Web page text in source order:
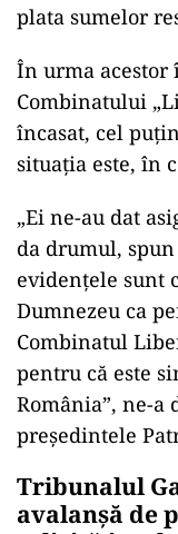
plata sumelor
În urma
Combinatului
încasat, cel
situația este, în
„Ei ne-au dat
da drumul,
evidențele sunt
Dumnezeu ca
Combinatul
pentru că este
România”, ne-
președintele
Tribunalul
avalanșă de